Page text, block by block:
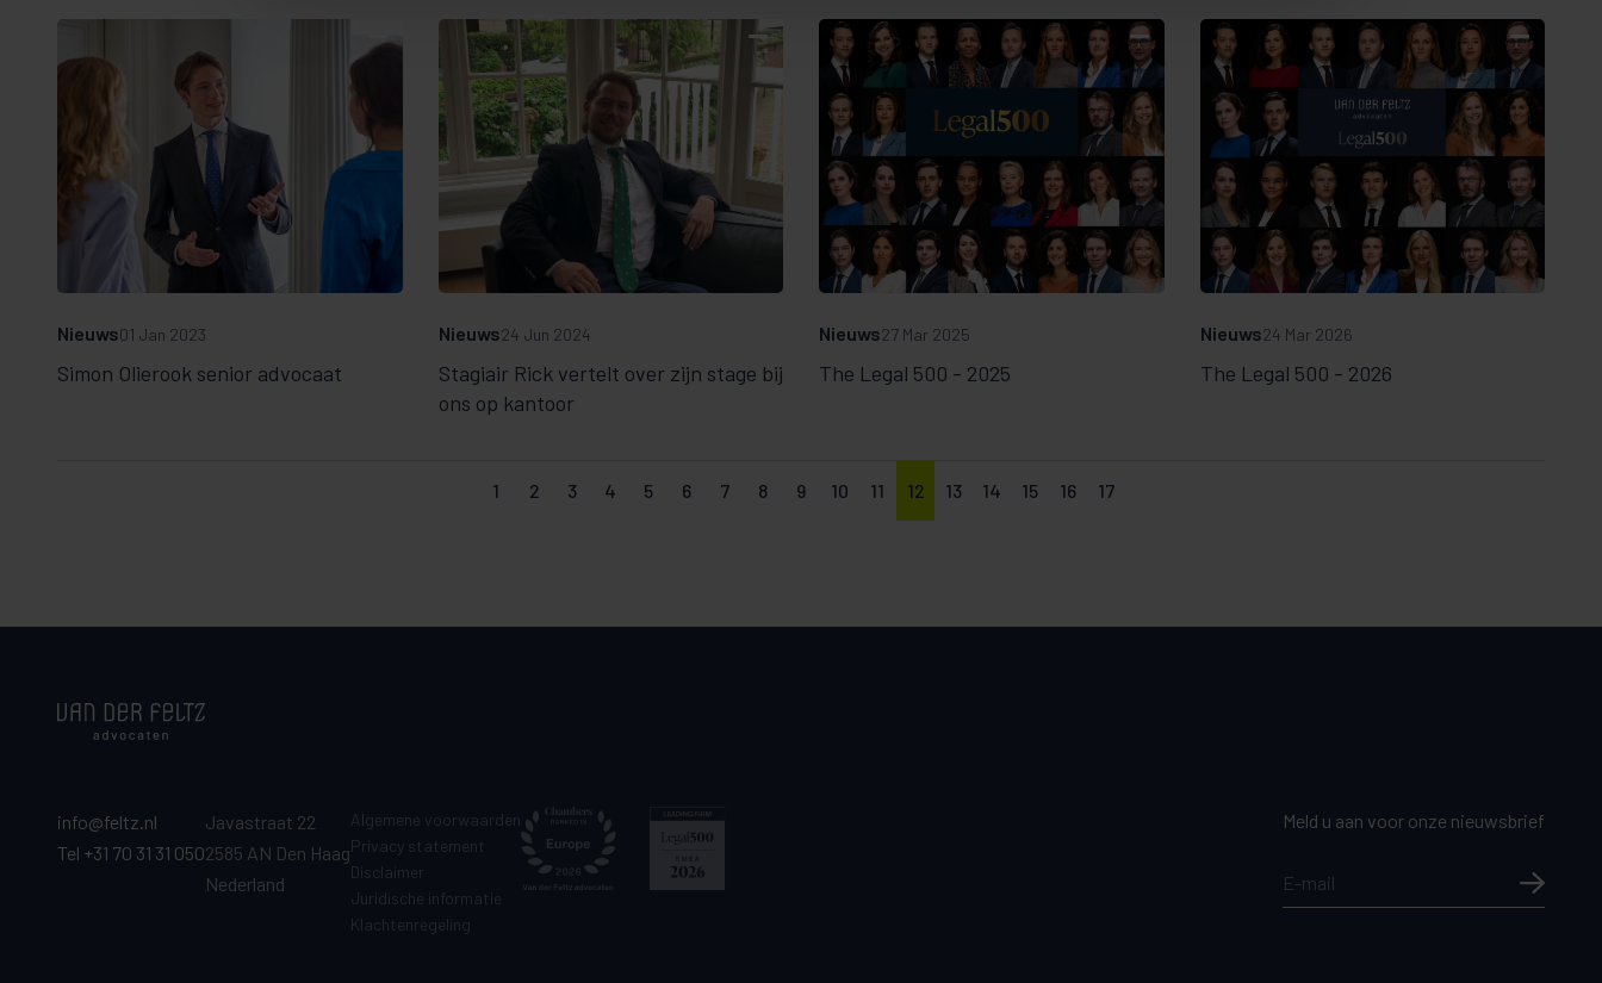
Simon Olierook senior advocaat
Nieuws01 Jan 2023
Stagiair Rick vertelt over zijn stage bij
ons op kantoor
Nieuws24 Jun 2024
The Legal 500 - 2025
Nieuws27 Mar 2025
The Legal 500 - 2026
Nieuws24 Mar 2026
1 2 3 4 5 6 7 8 9 10 11 12 13 14 15 16 17
info@feltz.nl
Tel +31 70 31 31 050
Javastraat 22
2585 AN Den Haag
Nederland
Algemene voorwaarden
Privacy statement
Disclaimer
Juridische informatie
Klachtenregeling
Meld u aan voor onze nieuwsbrief